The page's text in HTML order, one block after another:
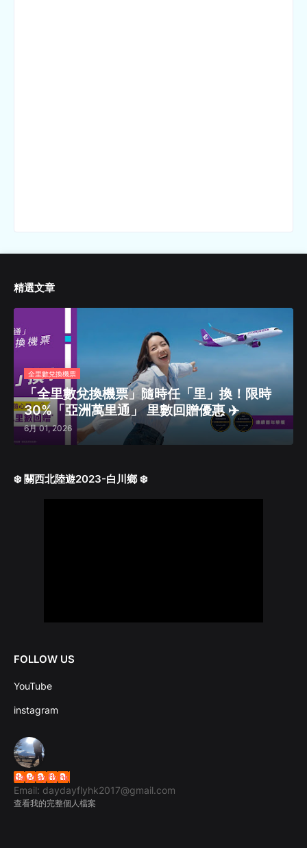
精選文章
全里數兌換機票
「全里數兌換機票」隨時任「里」換！限時
30%「亞洲萬里通」 里數回贈優惠 ✈️
6月 01, 2026
❄️ 關西北陸遊2023-白川鄉 ❄️
FOLLOW US
YouTube
instagram
daydayflyhk
Email: daydayflyhk2017@gmail.com
查看我的完整個人檔案